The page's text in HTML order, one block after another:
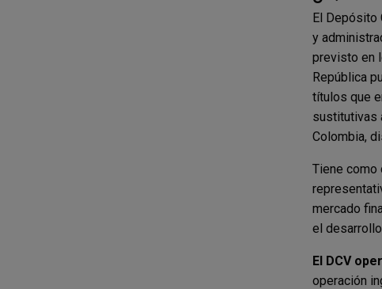
El Depósito
y
previsto en
República
títulos que
sustitutivas
Colombia,
Tiene como
mercado
el
El DCV
operación